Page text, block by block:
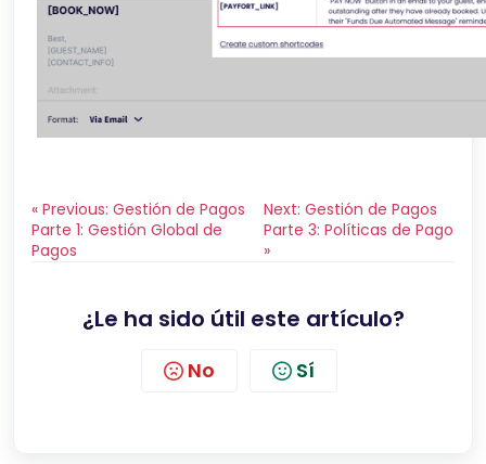
« Previous: Gestión de Pagos
Parte 1: Gestión Global de
Pagos
Next: Gestión de Pagos
Parte 3: Políticas de Pago
»
¿Le ha sido útil este artículo?
No Sí